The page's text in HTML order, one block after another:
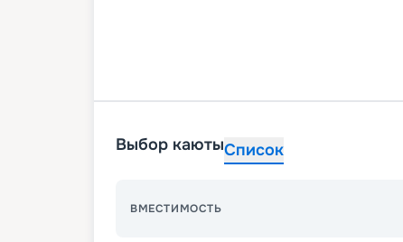
Выбор каютыСписок
ВМЕСТИМОСТЬ